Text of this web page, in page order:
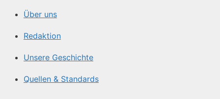
Über uns
Redaktion
Unsere Geschichte
Quellen & Standards